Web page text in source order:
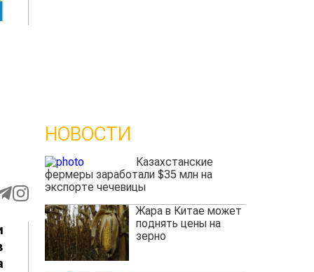
НОВОСТИ
Казахстанские
фермеры заработали $35 млн на
экспорте чечевицы
Жара в Китае может
поднять цены на
зерно